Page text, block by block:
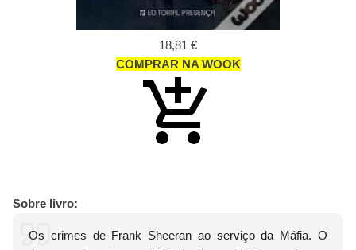
18,81 €
COMPRAR NA WOOK
Sobre livro:
Os crimes de Frank Sheeran ao serviço da Máfia. O